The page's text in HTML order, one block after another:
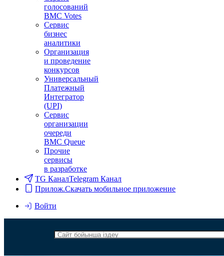
голосований
BMC Votes
Сервис
бизнес
аналитики
Организация
и проведение
конкурсов
Универсальный
Платежный
Интегратор
(UPI)
Сервис
организации
очереди
BMC Queue
Прочие
сервисы
в разработке
TG КаналTelegram Канал
Прилож.Скачать мобильное приложение
Войти